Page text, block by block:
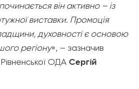
він активно – із
виставки. Промоція
духовності є основою
регіону», – зазначив
ОДА Сергій